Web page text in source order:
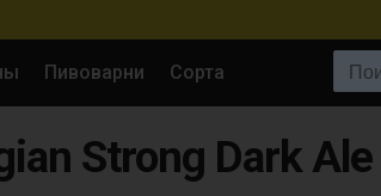
Пивоварни Сорта
Strong Dark Ale